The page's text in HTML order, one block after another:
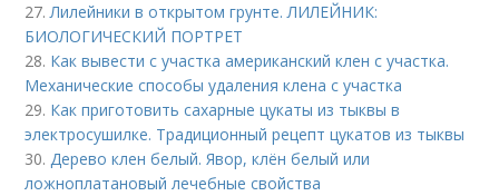
27.Лилейники в открытом грунте. ЛИЛЕЙНИК:
БИОЛОГИЧЕСКИЙ ПОРТРЕТ
28. Как вывести с участка американский клен с участка.
Механические способы удаления клена с участка
29. Как приготовить сахарные цукаты из тыквы в
электросушилке. Традиционный рецепт цукатов из тыквы
30.Дерево клен белый. Явор, клён белый или
ложноплатановый лечебные свойства